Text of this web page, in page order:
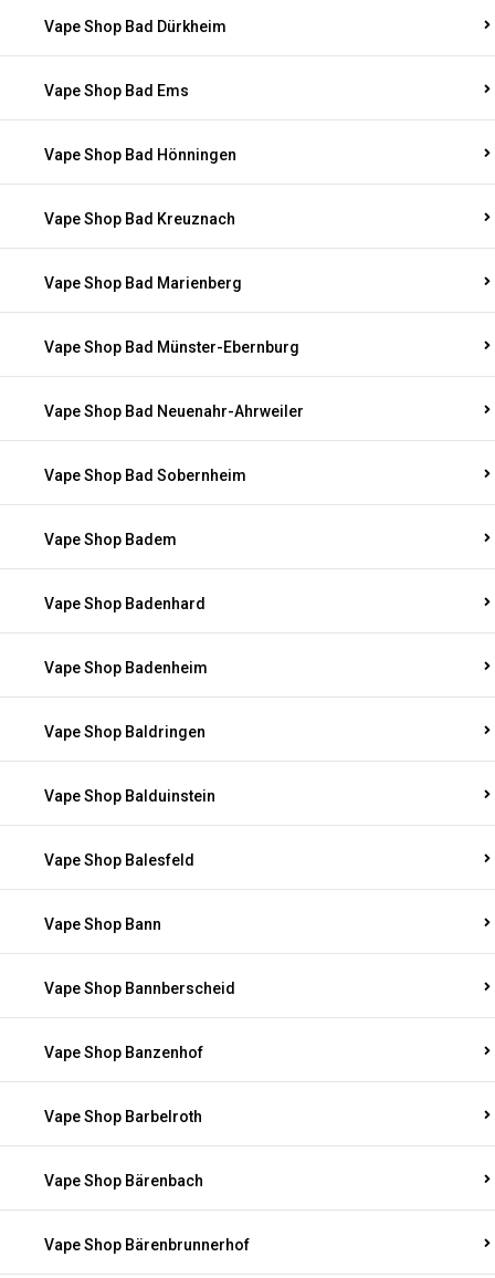
Vape Shop Bad Dürkheim
Vape Shop Bad Ems
Vape Shop Bad Hönningen
Vape Shop Bad Kreuznach
Vape Shop Bad Marienberg
Vape Shop Bad Münster-Ebernburg
Vape Shop Bad Neuenahr-Ahrweiler
Vape Shop Bad Sobernheim
Vape Shop Badem
Vape Shop Badenhard
Vape Shop Badenheim
Vape Shop Baldringen
Vape Shop Balduinstein
Vape Shop Balesfeld
Vape Shop Bann
Vape Shop Bannberscheid
Vape Shop Banzenhof
Vape Shop Barbelroth
Vape Shop Bärenbach
Vape Shop Bärenbrunnerhof